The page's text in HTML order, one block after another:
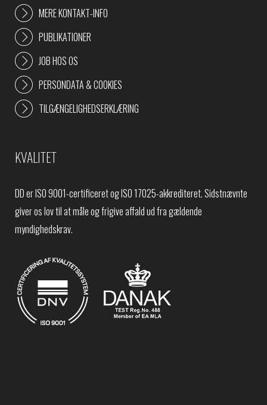
MERE KONTAKT-INFO
PUBLIKATIONER
JOB HOS OS
PERSONDATA & COOKIES
TILGÆNGELIGHEDSERKLÆRING
KVALITET
DD er ISO 9001-certificeret og ISO 17025-akkrediteret. Sidstnævnte
giver os lov til at måle og frigive affald ud fra gældende
myndighedskrav.